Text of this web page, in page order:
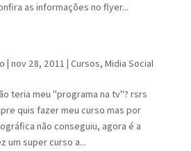
as informações no flyer...
| nov 28, 2011 | Cursos, Midia Social
teria meu "programa na tv"? rsrs
quis fazer meu curso mas por
não conseguiu, agora é a
um super curso a...